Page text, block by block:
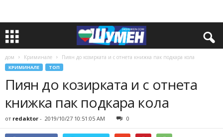
дом Криминале Пиян до козирката и с отнета книжка пак подкара кола
КРИМИНАЛЕ ТОП
Пиян до козирката и с отнета
книжка пак подкара кола
от redaktor - 2019/10/27 10:51:05 AM 0